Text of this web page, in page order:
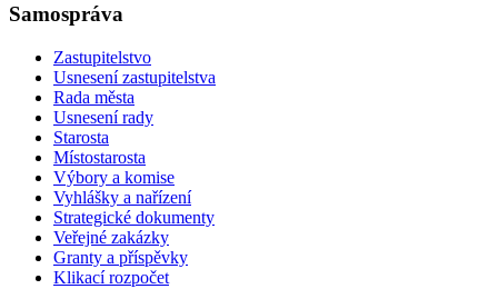
Samospráva
Zastupitelstvo
Usnesení zastupitelstva
Rada města
Usnesení rady
Starosta
Místostarosta
Výbory a komise
Vyhlášky a nařízení
Strategické dokumenty
Veřejné zakázky
Granty a příspěvky
Klikací rozpočet